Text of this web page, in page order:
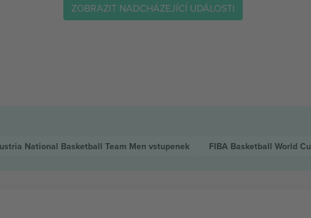
ZOBRAZIT NADCHÁZEJÍCÍ UDÁLOSTI
National Basketball Team Men vstupenek FIBA Basketball World